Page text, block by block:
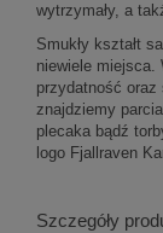
wytrzymały, a
Smukły kształt
niewiele miejsca.
przydatność
znajdziemy
plecaka bądź
logo Fjallraven
Szczegóły